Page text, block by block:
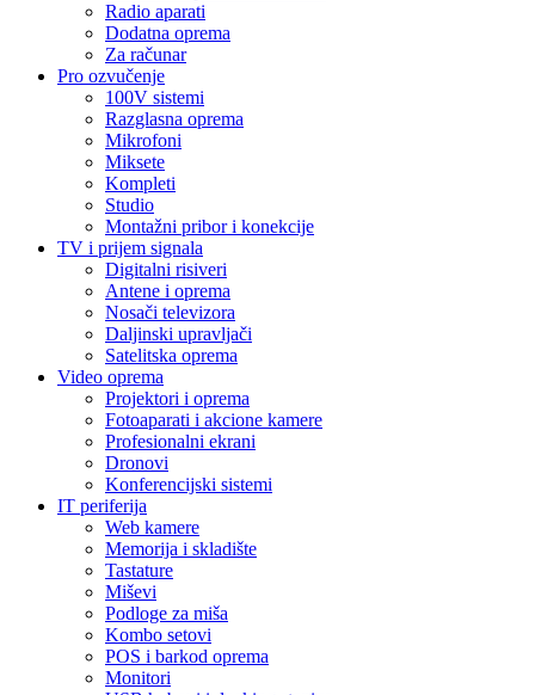
Radio aparati
Dodatna oprema
Za računar
Pro ozvučenje
100V sistemi
Razglasna oprema
Mikrofoni
Miksete
Kompleti
Studio
Montažni pribor i konekcije
TV i prijem signala
Digitalni risiveri
Antene i oprema
Nosači televizora
Daljinski upravljači
Satelitska oprema
Video oprema
Projektori i oprema
Fotoaparati i akcione kamere
Profesionalni ekrani
Dronovi
Konferencijski sistemi
IT periferija
Web kamere
Memorija i skladište
Tastature
Miševi
Podloge za miša
Kombo setovi
POS i barkod oprema
Monitori